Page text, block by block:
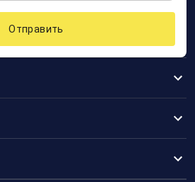
Отправить